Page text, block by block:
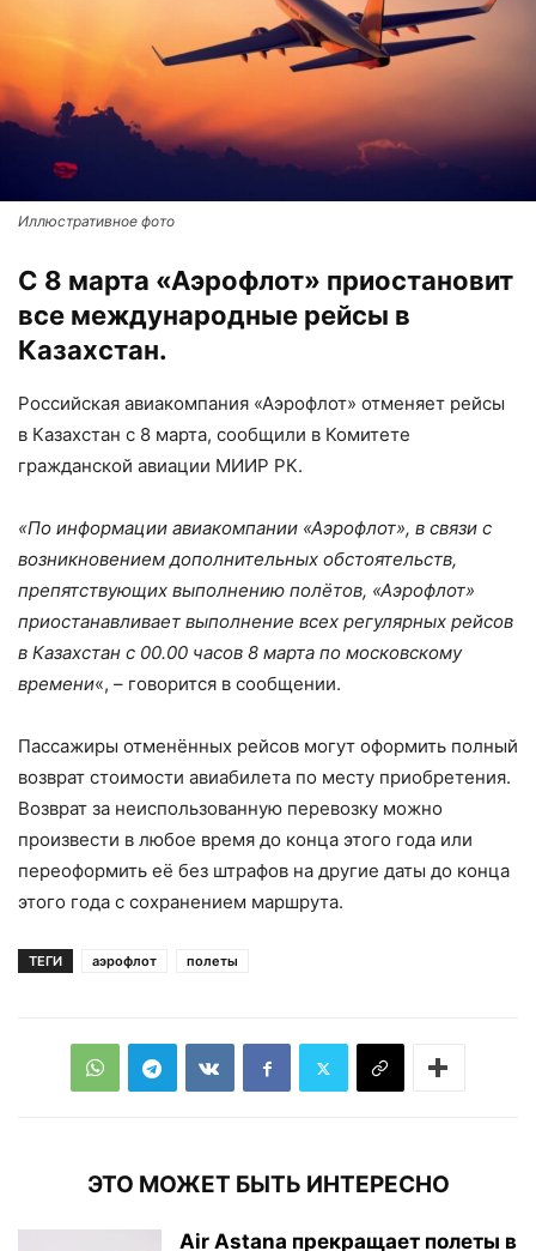
Иллюстративное фото
С 8 марта «Аэрофлот» приостановит
все международные рейсы в
Казахстан.
Российская авиакомпания «Аэрофлот» отменяет рейсы
в Казахстан с 8 марта, сообщили в Комитете
гражданской авиации МИИР РК.
«По информации авиакомпании «Аэрофлот», в связи с
возникновением дополнительных обстоятельств,
препятствующих выполнению полётов, «Аэрофлот»
приостанавливает выполнение всех регулярных рейсов
в Казахстан с 00.00 часов 8 марта по московскому
времени«, – говорится в сообщении.
Пассажиры отменённых рейсов могут оформить полный
возврат стоимости авиабилета по месту приобретения.
Возврат за неиспользованную перевозку можно
произвести в любое время до конца этого года или
переоформить её без штрафов на другие даты до конца
этого года с сохранением маршрута.
ТЕГИ аэрофлот полеты
ЭТО МОЖЕТ БЫТЬ ИНТЕРЕСНО
Air Astana прекращает полеты в